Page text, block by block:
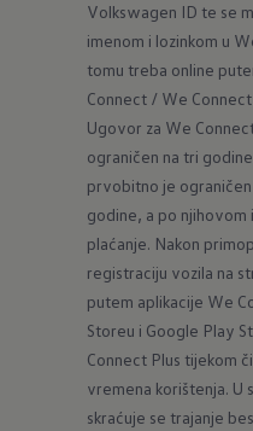
Volkswagen ID te se
imenom i lozinkom u
tomu treba online
Connect / We
Ugovor za We
ograničen na tri
prvobitno je
godine, a po njihovom
plaćanje. Nakon
registraciju vozila na
putem aplikacije We
Storeu i Google Play
Connect Plus tijekom
vremena korištenja. U
skraćuje se trajanje